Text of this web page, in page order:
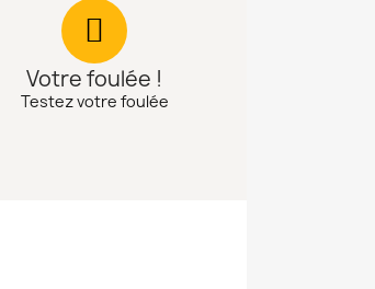
Votre foulée !
Testez votre foulée